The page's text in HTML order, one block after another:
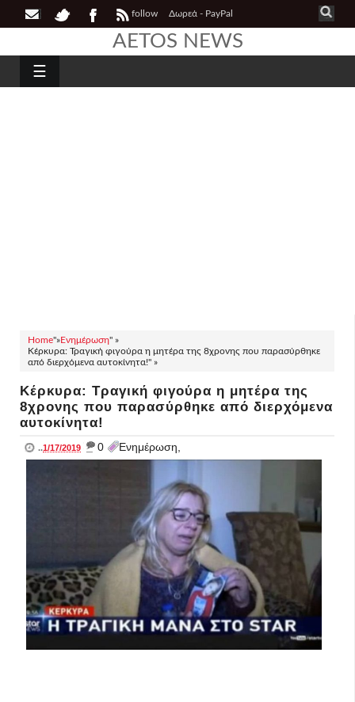
follow Δωρεά - PayPal
AETOS NEWS
☰
Home"»Ενημέρωση" »
Κέρκυρα: Τραγική φιγούρα η μητέρα της 8χρονης που παρασύρθηκε
από διερχόμενα αυτοκίνητα!" »
Κέρκυρα: Τραγική φιγούρα η μητέρα της
8χρονης που παρασύρθηκε από διερχόμενα
αυτοκίνητα!
..1/17/2019 _ 0 Ενημέρωση,